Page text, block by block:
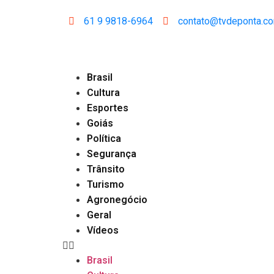
61 9 9818-6964
Brasil
Cultura
Esportes
Goiás
Política
Segurança
Trânsito
Turismo
Agronegócio
Geral
Vídeos
Brasil